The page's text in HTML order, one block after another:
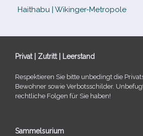
Haithabu | Wikinger-Metropole
Privat | Zutritt | Leerstand
Respektieren Sie bitte unbe­dingt die
Bewohner sowie Verbotsschilder.
recht­li­che Folgen für Sie haben!
Sammelsurium